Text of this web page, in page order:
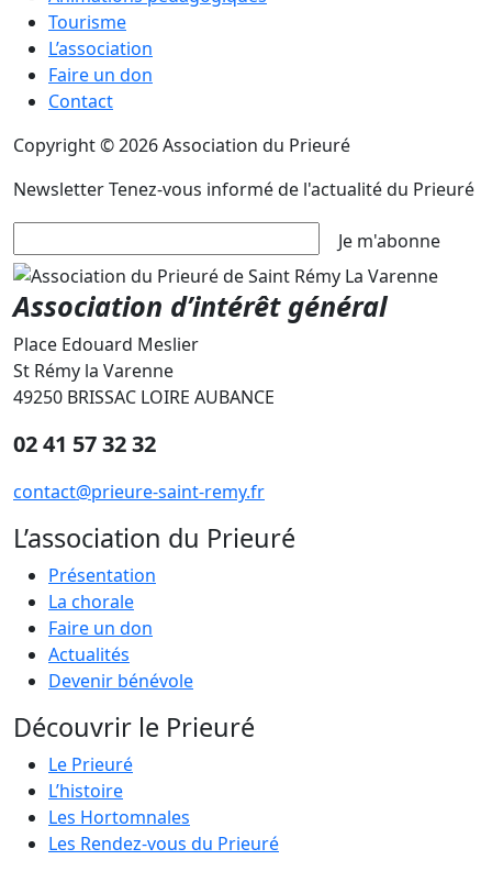
Tourisme
L’association
Faire un don
Contact
Copyright © 2026 Association du Prieuré
NewsletterTenez-vous informé de l'actualité du Prieuré
Je m'abonne
Association d’intérêt général
Place Edouard Meslier
St Rémy la Varenne
49250 BRISSAC LOIRE AUBANCE
02 41 57 32 32
contact@prieure-saint-remy.fr
L’association du Prieuré
Présentation
La chorale
Faire un don
Actualités
Devenir bénévole
Découvrir le Prieuré
Le Prieuré
L’histoire
Les Hortomnales
Les Rendez-vous du Prieuré